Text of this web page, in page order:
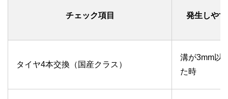
チェック項目 発生しや
タイヤ4本交換（国産クラス）
溝が3mm以
た時